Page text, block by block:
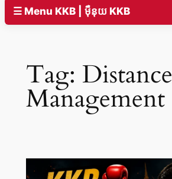
☰ Menu KKB | ម៉ឺនុយ KKB
Tag: Distance
Management